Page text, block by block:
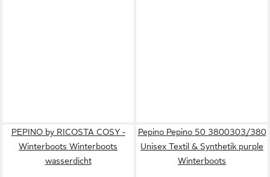
PEPINO by RICOSTA COSY -
Winterboots Winterboots
wasserdicht
Pepino Pepino 50 3800303/380
Unisex Textil & Synthetik purple
Winterboots